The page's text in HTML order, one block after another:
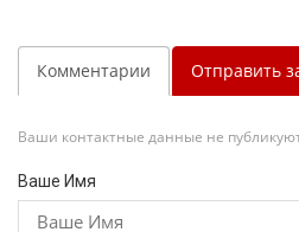
Комментарии Отправить
Ваши контактные данные не
Ваше Имя